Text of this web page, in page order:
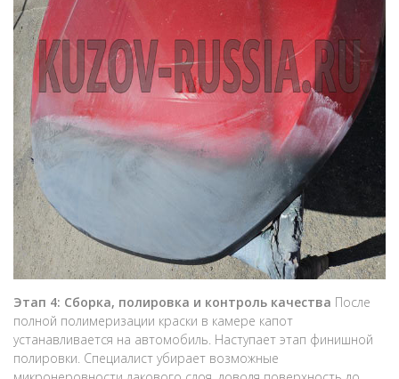
Этап 4: Сборка, полировка и контроль качества После
полной полимеризации краски в камере капот
устанавливается на автомобиль. Наступает этап финишной
полировки. Специалист убирает возможные